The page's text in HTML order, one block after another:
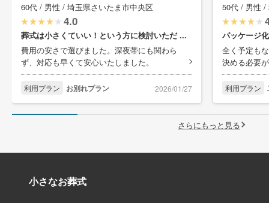
60代 / 男性 / 埼玉県さいたま市中央区
4.0
葬式は小さくていい！という方に検討いただ ...
費用の安さで選びました。深夜帯にも関わら
ず、対応も早くて安心いたしました。
利用プラン お別れプラン 2026/01/27
50代 / 男性 /
パッケージ
全く予定も
決める必要
利用プラン
さらにもっと見る
小さなお葬式